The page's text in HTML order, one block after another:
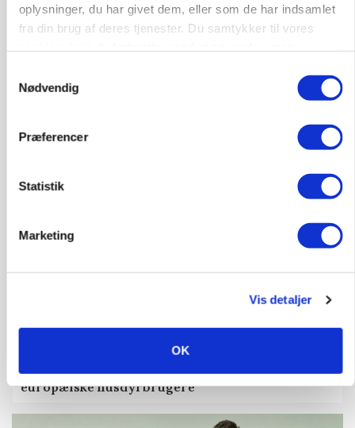
oplysninger, du har givet dem, eller som de har indsamlet
fra din brug af deres tjenester. Du samtykker til vores
Nødvendig
Præferencer
Statistik
Marketing
Vis detaljer
OK
Annonce
Fugleinfluenza: Udvikling vækker bekymring hos
europæiske husdyrbrugere